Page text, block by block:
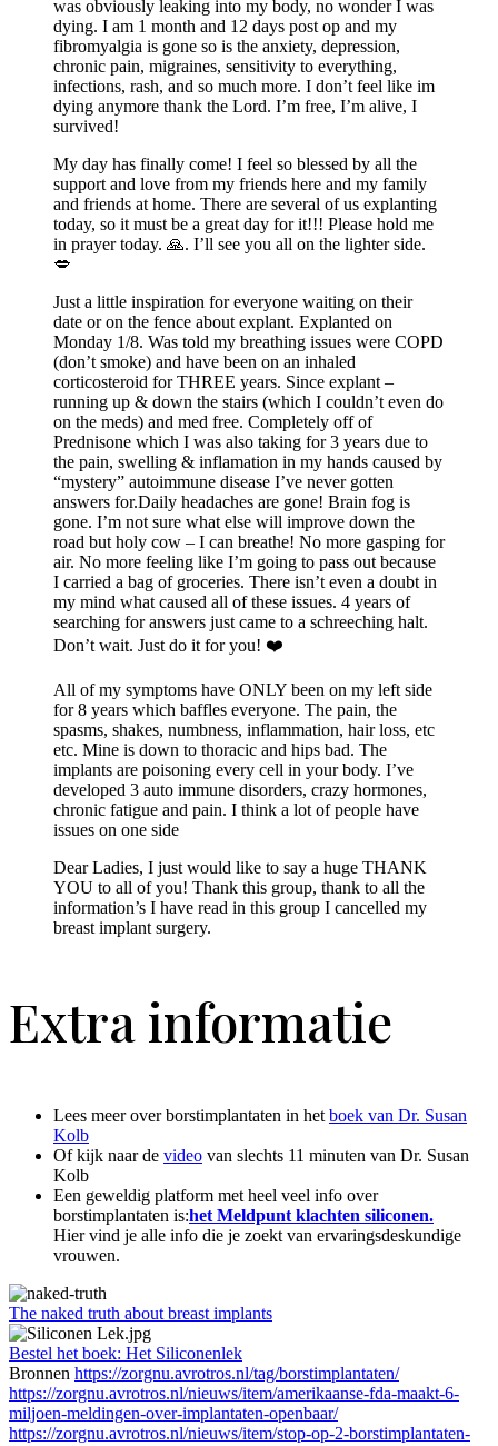
was obviously leaking into my body, no wonder I was
dying. I am 1 month and 12 days post op and my
fibromyalgia is gone so is the anxiety, depression,
chronic pain, migraines, sensitivity to everything,
infections, rash, and so much more. I don’t feel like im
dying anymore thank the Lord. I’m free, I’m alive, I
survived!
My day has finally come! I feel so blessed by all the
support and love from my friends here and my family
and friends at home. There are several of us explanting
today, so it must be a great day for it!!! Please hold me
in prayer today. 🙏. I’ll see you all on the lighter side.
💋
Just a little inspiration for everyone waiting on their
date or on the fence about explant. Explanted on
Monday 1/8. Was told my breathing issues were COPD
(don’t smoke) and have been on an inhaled
corticosteroid for THREE years. Since explant –
running up & down the stairs (which I couldn’t even do
on the meds) and med free. Completely off of
Prednisone which I was also taking for 3 years due to
the pain, swelling & inflamation in my hands caused by
“mystery” autoimmune disease I’ve never gotten
answers for.Daily headaches are gone! Brain fog is
gone. I’m not sure what else will improve down the
road but holy cow – I can breathe! No more gasping for
air. No more feeling like I’m going to pass out because
I carried a bag of groceries. There isn’t even a doubt in
my mind what caused all of these issues. 4 years of
searching for answers just came to a schreeching halt.
Don’t wait. Just do it for you! ❤️
All of my symptoms have ONLY been on my left side
for 8 years which baffles everyone. The pain, the
spasms, shakes, numbness, inflammation, hair loss, etc
etc. Mine is down to thoracic and hips bad. The
implants are poisoning every cell in your body. I’ve
developed 3 auto immune disorders, crazy hormones,
chronic fatigue and pain. I think a lot of people have
issues on one side
Dear Ladies, I just would like to say a huge THANK
YOU to all of you! Thank this group, thank to all the
information’s I have read in this group I cancelled my
breast implant surgery.
Extra informatie
Lees meer over borstimplantaten in het boek van Dr. Susan
Kolb
Of kijk naar de video van slechts 11 minuten van Dr. Susan
Kolb
Een geweldig platform met heel veel info over
borstimplantaten is:het Meldpunt klachten siliconen.
Hier vind je alle info die je zoekt van ervaringsdeskundige
vrouwen.
The naked truth about breast implants
Bestel het boek: Het Siliconenlek
Bronnen https://zorgnu.avrotros.nl/tag/borstimplantaten/
https://zorgnu.avrotros.nl/nieuws/item/amerikaanse-fda-maakt-6-
miljoen-meldingen-over-implantaten-openbaar/
https://zorgnu.avrotros.nl/nieuws/item/stop-op-2-borstimplantaten-